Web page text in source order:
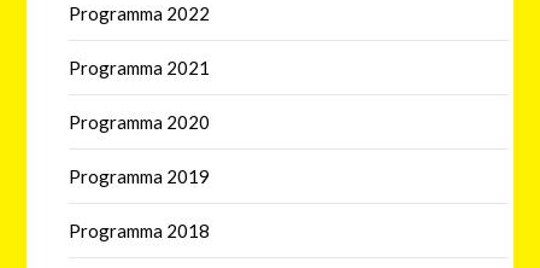
Programma 2022
Programma 2021
Programma 2020
Programma 2019
Programma 2018